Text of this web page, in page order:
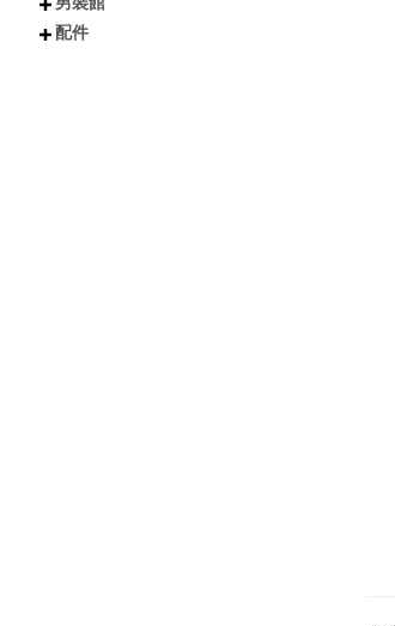
短袖
長袖
連衣裙
雪紡/針織
襯衫
套裝
背心
短褲
長褲
短裙
長裙
夾克
風衣
牛仔外套
鋪棉外套
毛衣外套
襪子
包包
不分類
上衣
外套
褲子
配件
配件